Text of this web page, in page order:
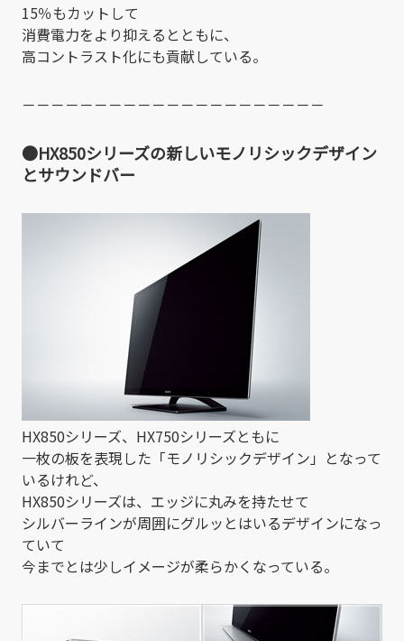
15％もカットして
消費電力をより抑えるとともに、
高コントラスト化にも貢献している。
－－－－－－－－－－－－－－－－－－－－－
●HX850シリーズの新しいモノリシックデザイン
とサウンドバー
HX850シリーズ、HX750シリーズともに
一枚の板を表現した「モノリシックデザイン」となって
いるけれど、
HX850シリーズは、エッジに丸みを持たせて
シルバーラインが周囲にグルッとはいるデザインになっ
ていて
今までとは少しイメージが柔らかくなっている。